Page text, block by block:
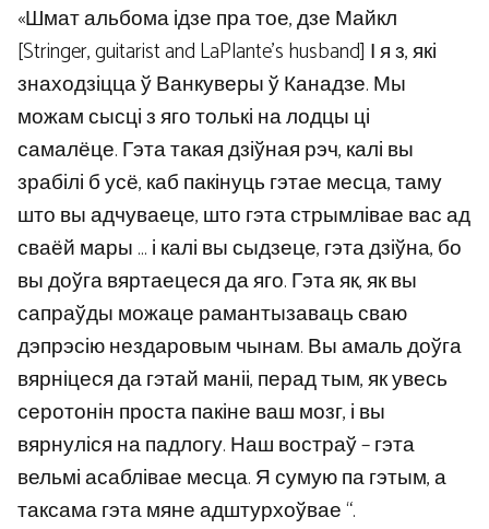
«Шмат альбома ідзе пра тое, дзе Майкл
[Stringer, guitarist and LaPlante’s husband] І я з, які
знаходзіцца ў Ванкуверы ў Канадзе. Мы
можам сысці з яго толькі на лодцы ці
самалёце. Гэта такая дзіўная рэч, калі вы
зрабілі б усё, каб пакінуць гэтае месца, таму
што вы адчуваеце, што гэта стрымлівае вас ад
сваёй мары … і калі вы сыдзеце, гэта дзіўна, бо
вы доўга вяртаецеся да яго. Гэта як, як вы
сапраўды можаце рамантызаваць сваю
дэпрэсію нездаровым чынам. Вы амаль доўга
вярніцеся да гэтай маніі, перад тым, як увесь
серотонін проста пакіне ваш мозг, і вы
вярнуліся на падлогу. Наш востраў – гэта
вельмі асаблівае месца. Я сумую па гэтым, а
таксама гэта мяне адштурхоўвае “.